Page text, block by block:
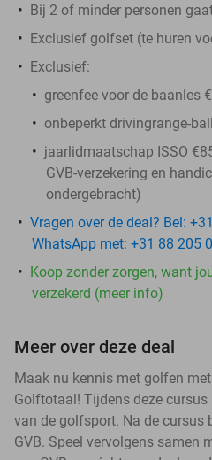
Bij 2 of minder personen
Exclusief golfset (te huren
Exclusief:
greenfee voor de baanles
onbeperkt drivingrange-
jaarlidmaatschap ISSO
GVB-verzekering en
ondergebracht)
Vragen over de deal? Bel:
WhatsApp met: +31 88 205
Koop zonder zorgen, want
verzekerd (meer info)
Meer over deze deal
Maak nu kennis met golfen
Golftotaal! Tijdens deze cursus
van de golfsport. Na de cursus
GVB. Speel vervolgens samen